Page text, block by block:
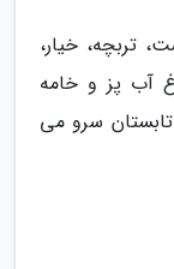
تربچه، خیار،
آب پز و خامه
سرو می